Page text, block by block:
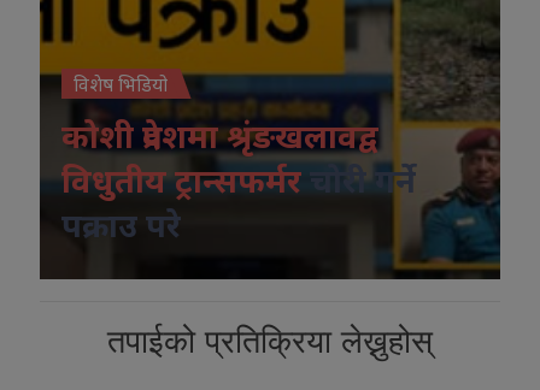
विशेष भिडियो
कोशी प्रदेशमा श्रृंङखलावद्व
विधुतीय ट्रान्सफर्मर
चोरी गर्ने
पक्राउ परे
तपाईको प्रतिक्रिया लेख्नुहोस्